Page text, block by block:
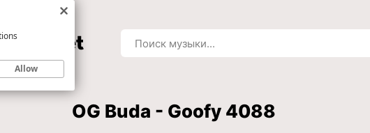
OG Buda - Goofy 4088
Allow